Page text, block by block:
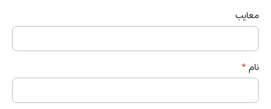
معایب
نام*